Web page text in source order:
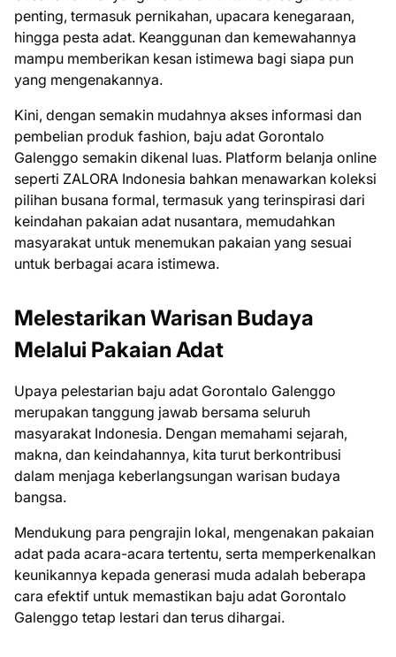
penting, termasuk pernikahan, upacara kenegaraan,
hingga pesta adat. Keanggunan dan kemewahannya
mampu memberikan kesan istimewa bagi siapa pun
yang mengenakannya.
Kini, dengan semakin mudahnya akses informasi dan
pembelian produk fashion, baju adat Gorontalo
Galenggo semakin dikenal luas. Platform belanja online
seperti ZALORA Indonesia bahkan menawarkan koleksi
pilihan busana formal, termasuk yang terinspirasi dari
keindahan pakaian adat nusantara, memudahkan
masyarakat untuk menemukan pakaian yang sesuai
untuk berbagai acara istimewa.
Melestarikan Warisan Budaya
Melalui Pakaian Adat
Upaya pelestarian baju adat Gorontalo Galenggo
merupakan tanggung jawab bersama seluruh
masyarakat Indonesia. Dengan memahami sejarah,
makna, dan keindahannya, kita turut berkontribusi
dalam menjaga keberlangsungan warisan budaya
bangsa.
Mendukung para pengrajin lokal, mengenakan pakaian
adat pada acara-acara tertentu, serta memperkenalkan
keunikannya kepada generasi muda adalah beberapa
cara efektif untuk memastikan baju adat Gorontalo
Galenggo tetap lestari dan terus dihargai.